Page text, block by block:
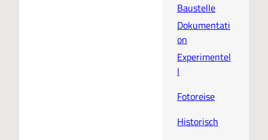
Baustelle
Dokumentati
on
Experimentel
l
Fotoreise
Historisch